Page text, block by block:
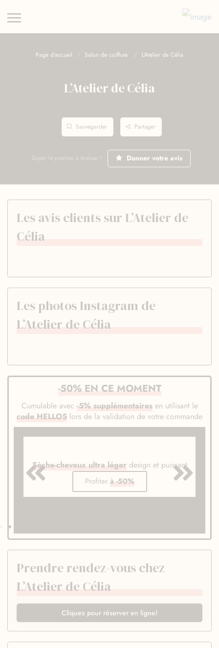
Page d'accueil Salon de coiffure L’Atelier de Célia
L’Atelier de Célia
Sauvegarder Partager
Soyez le premier à évaluer ! Donner votre avis
Les avis clients sur L’Atelier de
Célia
Les photos Instagram de
L’Atelier de Célia
-50% EN CE MOMENT
Cumulable avec -5% supplémentairesen utilisant le
code HELLO5 lors de la validation de votre commande
Sèche-cheveux ultra léger design et puissant
Profiter à -50%
Prendre rendez-vous chez
L’Atelier de Célia
Cliquez pour réserver en ligne!